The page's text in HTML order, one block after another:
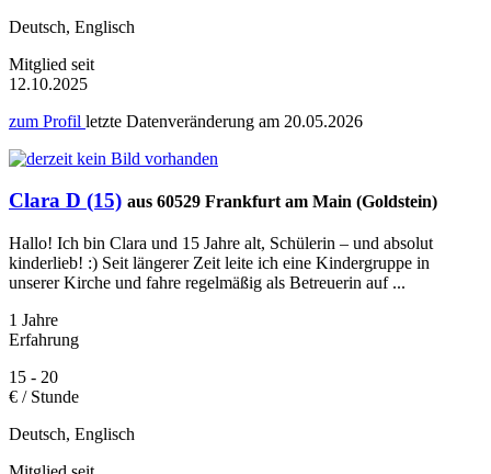
Deutsch, Englisch
Mitglied seit
12.10.2025
zum Profil letzte Datenveränderung am 20.05.2026
Clara D (15) aus 60529 Frankfurt am Main (Goldstein)
Hallo! Ich bin Clara und 15 Jahre alt, Schülerin – und absolut
kinderlieb! :) Seit längerer Zeit leite ich eine Kindergruppe in
unserer Kirche und fahre regelmäßig als Betreuerin auf ...
1 Jahre
Erfahrung
15 - 20
€ / Stunde
Deutsch, Englisch